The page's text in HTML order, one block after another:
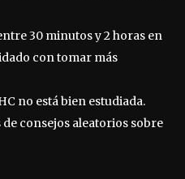
30 minutos y 2 horas en
con tomar más
no está bien estudiada.
consejos aleatorios sobre